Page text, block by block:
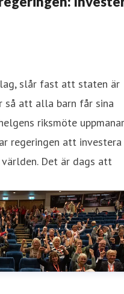
lag, slår fast att staten är
så att alla barn får sina
riksmöte uppmanar
regeringen att
Det är dags att